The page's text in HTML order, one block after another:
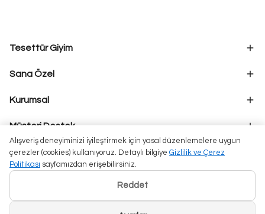
Alışveriş deneyiminizi iyileştirmek için yasal düzenlemelere uygun
çerezler (cookies) kullanıyoruz. Detaylı bilgiye Gizlilik ve Çerez
Politikası sayfamızdan erişebilirsiniz.
Reddet
Tesettür Giyim
Sana Özel
Kurumsal
Müşteri Destek